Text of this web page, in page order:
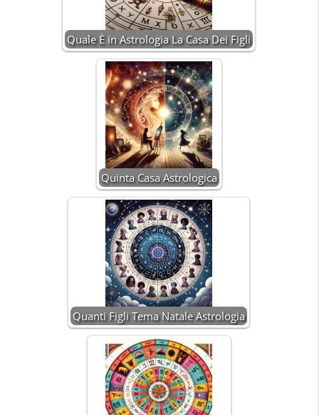
Quale È in Astrologia La Casa Dei Figli
Quinta Casa Astrologica
Quanti Figli Tema Natale Astrologia